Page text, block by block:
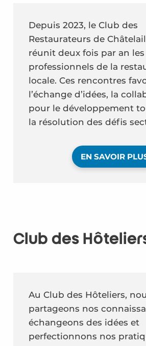
Depuis 2023, le Club des
Restaurateurs de
réunit deux fois par an les
professionnels de la
locale. Ces rencontres
l’échange d’idées, la
pour le développement
la résolution des défis
EN SAVOIR
Club des
Au Club des Hôteliers,
partageons nos
échangeons des idées et
perfectionnons nos